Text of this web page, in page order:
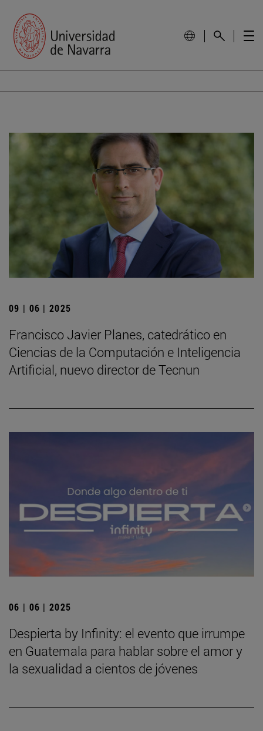
09 | 06 | 2025
Francisco Javier Planes, catedrático en
Ciencias de la Computación e Inteligencia
Artificial, nuevo director de Tecnun
06 | 06 | 2025
Despierta by Infinity: el evento que irrumpe
en Guatemala para hablar sobre el amor y
la sexualidad a cientos de jóvenes